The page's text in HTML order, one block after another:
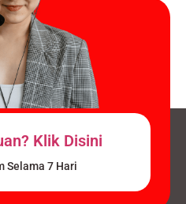
Klik Disini
Selama 7 Hari